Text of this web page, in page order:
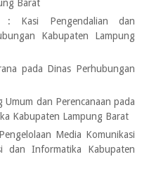
Barat
:
Kasi Pengendalian dan
Kabupaten Lampung
pada Dinas Perhubungan
Umum dan Perencanaan pada
Kabupaten Lampung Barat
Media Komunikasi
dan Informatika Kabupaten